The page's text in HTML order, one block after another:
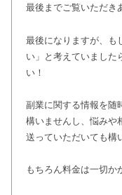
最後までご覧いただき
最後になりますが、も
い」と考えていました
い！
副業に関する情報を随
構いませんし、悩みや
送っていただいても構
もちろん料金は一切か